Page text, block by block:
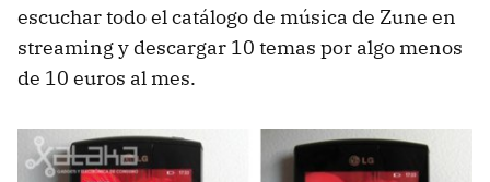
escuchar todo el catálogo de música de Zune en
streaming y descargar 10 temas por algo menos
de 10 euros al mes.